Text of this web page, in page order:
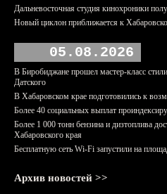
Дальневосточная студия кинохроники
Новый циклон приближается к
05.08.2026
В Биробиджане прошел мастер-класс
Датского
В Хабаровском крае подготовились к
Более 40 социальных выплат
Более 1 000 тонн бензина и дизтоплива
Хабаровского края
Бесплатную сеть Wi-Fi запустили на
Архив новостей >>